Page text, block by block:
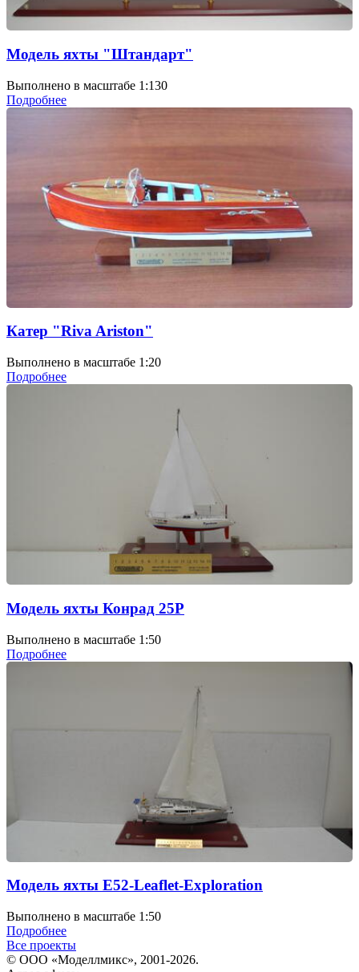
Модель яхты "Штандарт"
Выполнено в масштабе 1:130
Подробнее
Катер "Riva Ariston"
Выполнено в масштабе 1:20
Подробнее
Модель яхты Конрад 25Р
Выполнено в масштабе 1:50
Подробнее
Модель яхты E52-Leaflet-Exploration
Выполнено в масштабе 1:50
Подробнее
Все проекты
© ООО «Моделлмикс», 2001-2026.